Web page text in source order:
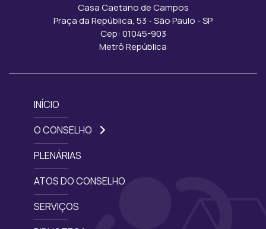
Casa Caetano de Campos
Praça da República, 53 - São Paulo - SP
Cep: 01045-903
Metrô República
INÍCIO
O CONSELHO
PLENÁRIAS
ATOS DO CONSELHO
SERVIÇOS